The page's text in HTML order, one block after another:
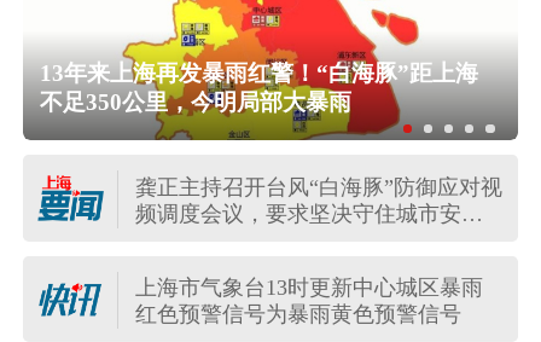
13年来上海再发暴雨红警！“白海豚”距上海
不足350公里，今明局部大暴雨
龚正主持召开台风“白海豚”防御应对视
频调度会议，要求坚决守住城市安全
“白海豚”将登陆，上海公园临时关闭
中国第16次北冰洋考察队“雪龙2”号开
始本次考察冰站调查
上海市气象台13时更新中心城区暴雨
红色预警信号为暴雨黄色预警信号